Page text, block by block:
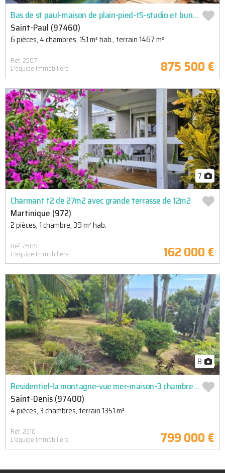
Bas de st paul-maison de plain-pied-t5-studio et bungalows
Saint-Paul (97460)
6 pièces, 4 chambres, 151 m² hab., terrain 1467 m²
Réf. 2507
L'equipe Immobiliere 875 500 €
7
Charmant t2 de 27m2 avec grande terrasse de 12m2
Martinique (972)
2 pièces, 1 chambre, 39 m² hab.
Réf. 2509
L'equipe Immobiliere 162 000 €
8
Residentiel-la montagne-vue mer-maison-3 chambres-beau terrain
Saint-Denis (97400)
4 pièces, 3 chambres, terrain 1351 m²
Réf. 2510
L'equipe Immobiliere 799 000 €